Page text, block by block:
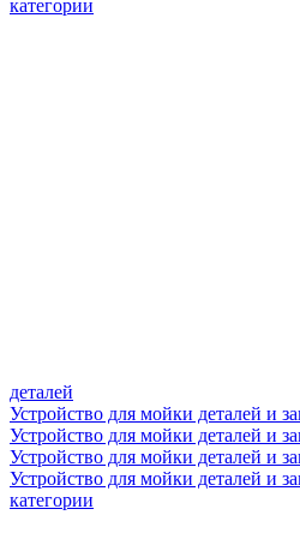
категории
деталей
Устройство для мойки деталей и
Устройство для мойки деталей и
Устройство для мойки деталей и
Устройство для мойки деталей и
категории